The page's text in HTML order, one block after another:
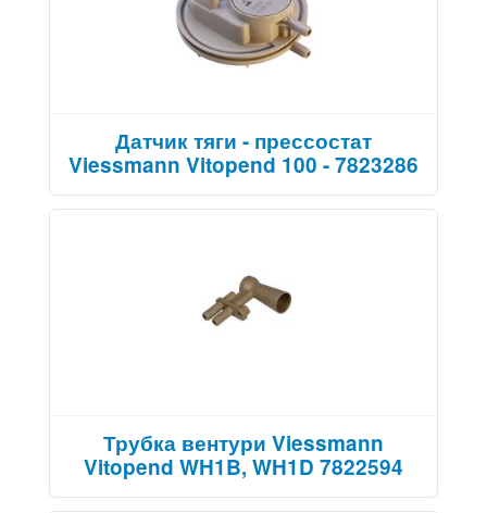
Датчик тяги - прессостат
Viessmann Vitopend 100 - 7823286
Трубка вентури Viessmann
Vitopend WH1B, WH1D 7822594